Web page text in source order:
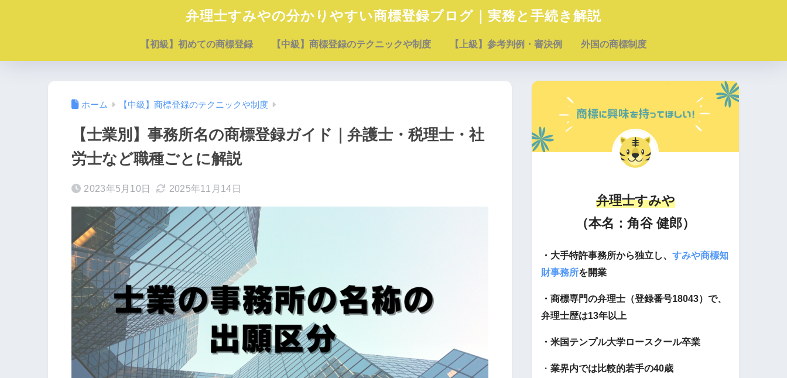
弁理士すみやの分かりやすい商標登録ブログ｜実務と手続き解説
【初級】初めての商標登録 【中級】商標登録のテクニックや制度 【上級】参考判例・審決例 外国の商標制度
ホーム 【中級】商標登録のテクニックや制度
【士業別】事務所名の商標登録ガイド｜弁護士・税理士・社
労士など職種ごとに解説
2023年5月10日 2025年11月14日
弁理士すみや
（本名：角谷 健郎）
・大手特許事務所から独立し、 すみや商標知
財事務所を開業
・商標専門の弁理士（登録番号18043）で、
弁理士歴は13年以上
・米国テンプル大学ロースクール卒業
・ 業界内では比較的若手の40歳